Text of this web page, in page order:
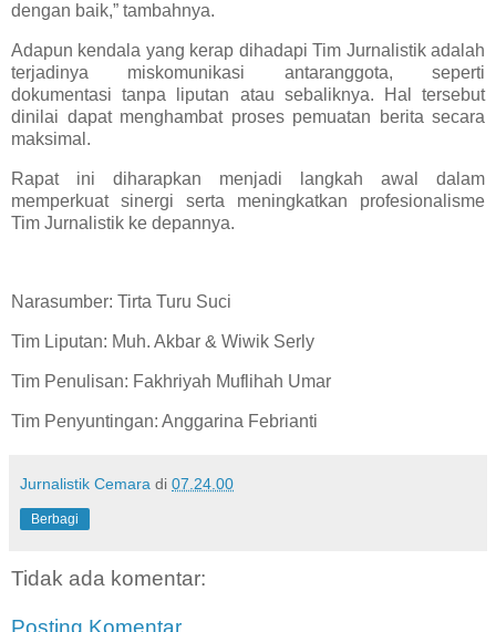
dengan baik,” tambahnya.
Adapun kendala yang kerap dihadapi Tim Jurnalistik adalah
terjadinya miskomunikasi antaranggota, seperti
dokumentasi tanpa liputan atau sebaliknya. Hal tersebut
dinilai dapat menghambat proses pemuatan berita secara
maksimal.
Rapat ini diharapkan menjadi langkah awal dalam
memperkuat sinergi serta meningkatkan profesionalisme
Tim Jurnalistik ke depannya.
Narasumber: Tirta Turu Suci
Tim Liputan: Muh. Akbar & Wiwik Serly
Tim Penulisan: Fakhriyah Muflihah Umar
Tim Penyuntingan: Anggarina Febrianti
Jurnalistik Cemara di 07.24.00
Berbagi
Tidak ada komentar:
Posting Komentar